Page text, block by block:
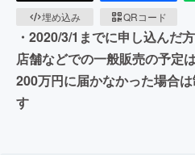
埋め込み
QRコード
・2020/3/1までに申し込んだ
店舗などでの一般販売の予定
200万円に届かなかった場合
す